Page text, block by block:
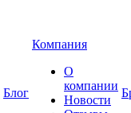
Блог
Компания
О
компании
Новости